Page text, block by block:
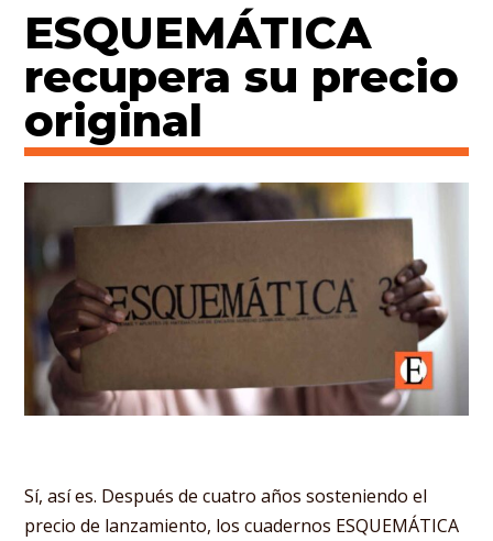
ESQUEMÁTICA
recupera su precio
original
Sí, así es. Después de cuatro años sosteniendo el
precio de lanzamiento, los cuadernos ESQUEMÁTICA